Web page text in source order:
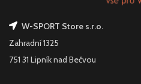
W-SPORT Store s.r.o.
Zahradní 1325
751 31 Lipník nad Bečvou